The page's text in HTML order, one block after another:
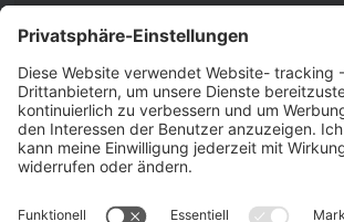
Impressum
Impressum